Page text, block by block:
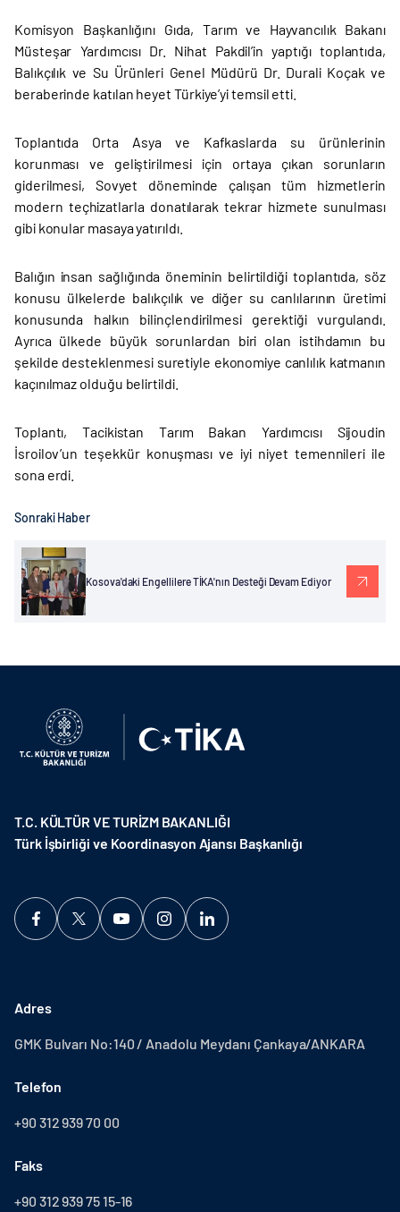
Komisyon Başkanlığını Gıda, Tarım ve Hayvancılık Bakanı
Müsteşar Yardımcısı Dr. Nihat Pakdil’in yaptığı toplantıda,
Balıkçılık ve Su Ürünleri Genel Müdürü Dr. Durali Koçak ve
beraberinde katılan heyet Türkiye’yi temsil etti.
Toplantıda Orta Asya ve Kafkaslarda su ürünlerinin
korunması ve geliştirilmesi için ortaya çıkan sorunların
giderilmesi, Sovyet döneminde çalışan tüm hizmetlerin
modern teçhizatlarla donatılarak tekrar hizmete sunulması
gibi konular masaya yatırıldı.
Balığın insan sağlığında öneminin belirtildiği toplantıda, söz
konusu ülkelerde balıkçılık ve diğer su canlılarının üretimi
konusunda halkın bilinçlendirilmesi gerektiği vurgulandı.
Ayrıca ülkede büyük sorunlardan biri olan istihdamın bu
şekilde desteklenmesi suretiyle ekonomiye canlılık katmanın
kaçınılmaz olduğu belirtildi.
Toplantı, Tacikistan Tarım Bakan Yardımcısı Sijoudin
İsroilov’un teşekkür konuşması ve iyi niyet temennileri ile
sona erdi.
Sonraki Haber
Kosova'daki Engellilere TİKA'nın Desteği Devam Ediyor
T.C. KÜLTÜR VE TURİZM BAKANLIĞI
Türk İşbirliği ve Koordinasyon Ajansı Başkanlığı
Adres
GMK Bulvarı No:140 / Anadolu Meydanı Çankaya/ANKARA
Telefon
+90 312 939 70 00
Faks
+90 312 939 75 15-16